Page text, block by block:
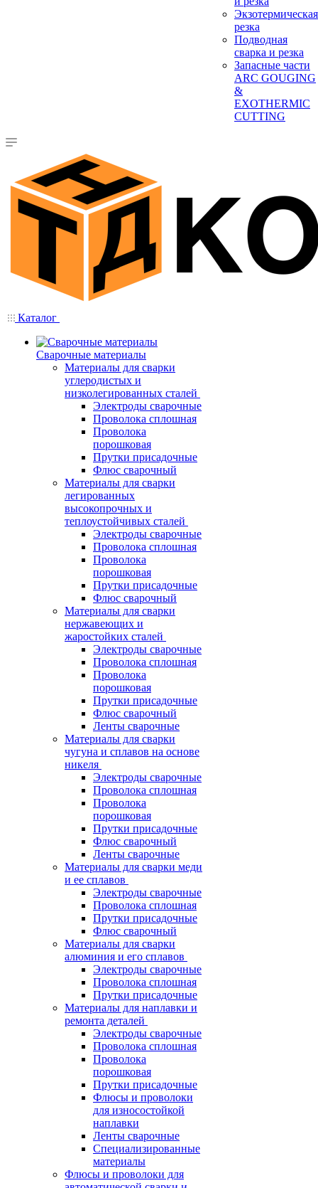
Экзотермическая
резка
Подводная
сварка и резка
Запасные части
ARC GOUGING
&
EXOTHERMIC
CUTTING
Каталог
Сварочные материалы
Материалы для сварки
углеродистых и
низколегированных сталей
Электроды сварочные
Проволока сплошная
Проволока
порошковая
Прутки присадочные
Флюс сварочный
Материалы для сварки
легированных
высокопрочных и
теплоустойчивых сталей
Электроды сварочные
Проволока сплошная
Проволока
порошковая
Прутки присадочные
Флюс сварочный
Материалы для сварки
нержавеющих и
жаростойких сталей
Электроды сварочные
Проволока сплошная
Проволока
порошковая
Прутки присадочные
Флюс сварочный
Ленты сварочные
Материалы для сварки
чугуна и сплавов на основе
никеля
Электроды сварочные
Проволока сплошная
Проволока
порошковая
Прутки присадочные
Флюс сварочный
Ленты сварочные
Материалы для сварки меди
и ее сплавов
Электроды сварочные
Проволока сплошная
Прутки присадочные
Флюс сварочный
Материалы для сварки
алюминия и его сплавов
Электроды сварочные
Проволока сплошная
Прутки присадочные
Материалы для наплавки и
ремонта деталей
Электроды сварочные
Проволока сплошная
Проволока
порошковая
Прутки присадочные
Флюсы и проволоки
для износостойкой
наплавки
Ленты сварочные
Специализированные
материалы
Флюсы и проволоки для